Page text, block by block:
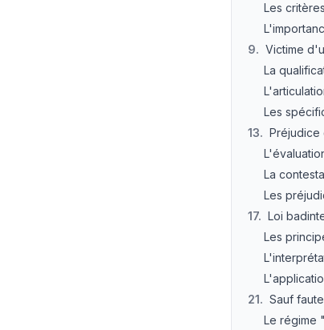
Les
9. Victime
La
Les
13. Préjudice
La
Les
17. Loi
Les
21. Sauf
Le régime